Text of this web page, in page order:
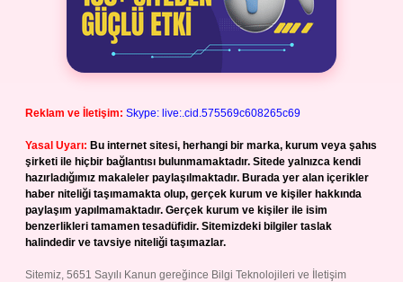
Reklam ve İletişim: Skype: live:.cid.575569c608265c69
Yasal Uyarı: Bu internet sitesi, herhangi bir marka, kurum veya şahıs
şirketi ile hiçbir bağlantısı bulunmamaktadır. Sitede yalnızca kendi
hazırladığımız makaleler paylaşılmaktadır. Burada yer alan içerikler
haber niteliği taşımamakta olup, gerçek kurum ve kişiler hakkında
paylaşım yapılmamaktadır. Gerçek kurum ve kişiler ile isim
benzerlikleri tamamen tesadüfidir. Sitemizdeki bilgiler taslak
halindedir ve tavsiye niteliği taşımazlar.
Sitemiz, 5651 Sayılı Kanun gereğince Bilgi Teknolojileri ve İletişim